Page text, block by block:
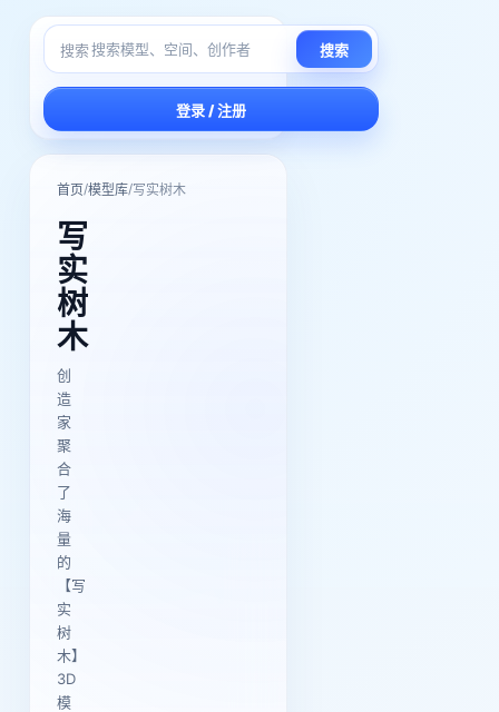
搜索 搜索
登录 / 注册
首页/模型库/写实树木
写
实
树
木
创
造
家
聚
合
了
海
量
的
【写
实
树
木】
3D
模